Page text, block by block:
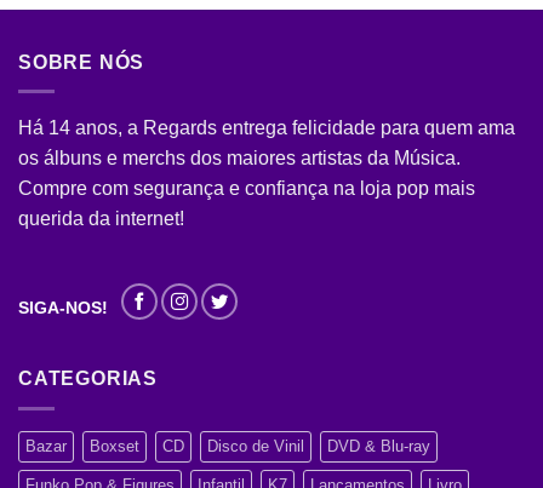
SOBRE NÓS
Há 14 anos, a Regards entrega felicidade para quem ama
os álbuns e merchs dos maiores artistas da Música.
Compre com segurança e confiança na loja pop mais
querida da internet!
SIGA-NOS!
CATEGORIAS
Bazar Boxset CD Disco de Vinil DVD & Blu-ray